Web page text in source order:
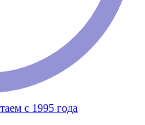
с 1995 года